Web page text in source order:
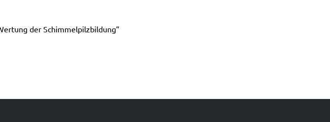
der Schim­mel­pilz­bil­dung”